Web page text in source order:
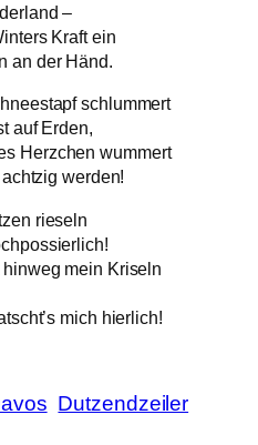
–
Kraft ein
an der Händ.
schlummert
auf Erden,
Herzchen wummert
werden!
rieseln
mein Kriseln
mich hierlich!
Dutzendzeiler